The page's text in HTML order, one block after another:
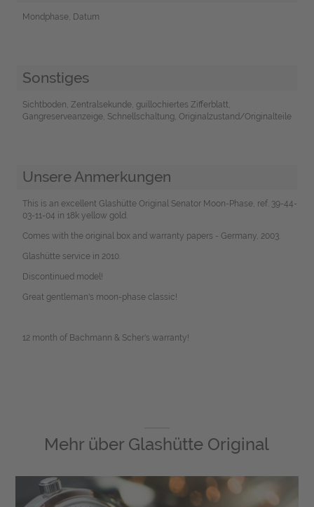
Mondphase, Datum
Sonstiges
Sichtboden, Zentralsekunde, guillochiertes Zifferblatt,
Gangreserveanzeige, Schnellschaltung, Originalzustand/Originalteile
Unsere Anmerkungen
This is an excellent Glashütte Original Senator Moon-Phase, ref. 39-44-
03-11-04 in 18k yellow gold.
Comes with the original box and warranty papers - Germany, 2003.
Glashütte service in 2010.
Discontinued model!
Great gentleman's moon-phase classic!
12 month of Bachmann & Scher's warranty!
Mehr über Glashütte Original